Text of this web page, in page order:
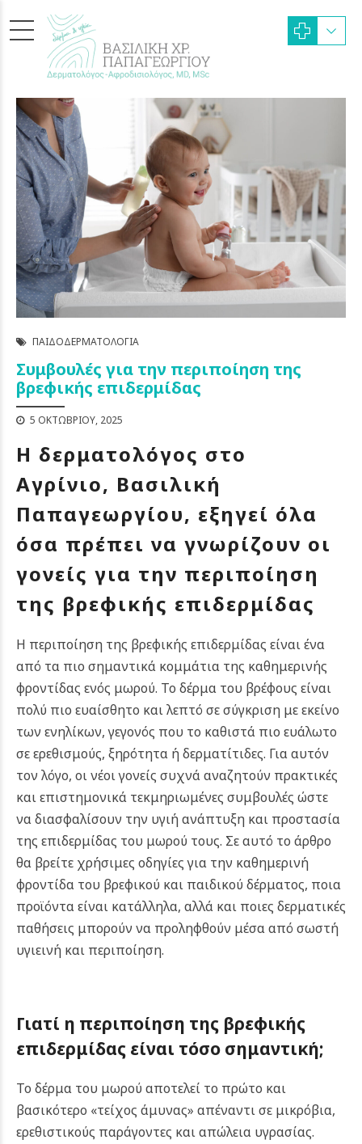
ΠΑΙΔΟΔΕΡΜΑΤΟΛΟΓΊΑ
Συμβουλές για την περιποίηση της
βρεφικής επιδερμίδας
5 ΟΚΤΩΒΡΊΟΥ, 2025
Η δερματολόγος στο
Αγρίνιο, Βασιλική
Παπαγεωργίου, εξηγεί όλα
όσα πρέπει να γνωρίζουν οι
γονείς για την περιποίηση
της βρεφικής επιδερμίδας
Η περιποίηση της βρεφικής επιδερμίδας είναι ένα
από τα πιο σημαντικά κομμάτια της καθημερινής
φροντίδας ενός μωρού. Το δέρμα του βρέφους είναι
πολύ πιο ευαίσθητο και λεπτό σε σύγκριση με εκείνο
των ενηλίκων, γεγονός που το καθιστά πιο ευάλωτο
σε ερεθισμούς, ξηρότητα ή δερματίτιδες. Για αυτόν
τον λόγο, οι νέοι γονείς συχνά αναζητούν πρακτικές
και επιστημονικά τεκμηριωμένες συμβουλές ώστε
να διασφαλίσουν την υγιή ανάπτυξη και προστασία
της επιδερμίδας του μωρού τους. Σε αυτό το άρθρο
θα βρείτε χρήσιμες οδηγίες για την καθημερινή
φροντίδα του βρεφικού και παιδικού δέρματος, ποια
προϊόντα είναι κατάλληλα, αλλά και ποιες δερματικές
παθήσεις μπορούν να προληφθούν μέσα από σωστή
υγιεινή και περιποίηση.
Γιατί η περιποίηση της βρεφικής
επιδερμίδας είναι τόσο σημαντική;
Το δέρμα του μωρού αποτελεί το πρώτο και
βασικότερο «τείχος άμυνας» απέναντι σε μικρόβια,
ερεθιστικούς παράγοντες και απώλεια υγρασίας.